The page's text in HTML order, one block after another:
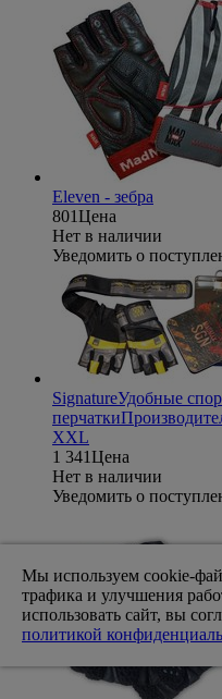
Eleven - зебра
801Цена
Нет в наличии
Уведомить о
SignatureУдобные
перчатки
XXL
1 341Цена
Нет в наличии
Уведомить о
Мы используем cookie-
трафика и улучшения
использовать сайт, вы
политикой